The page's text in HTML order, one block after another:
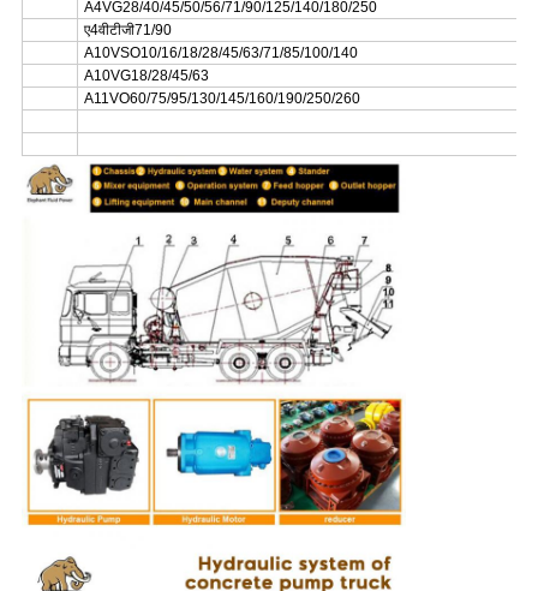
A4VG28/40/45/50/56/71/90/125/140/180/250
ए4वीटीजी71/90
A10VSO10/16/18/28/45/63/71/85/100/140
A10VG18/28/45/63
A11VO60/75/95/130/145/160/190/250/260